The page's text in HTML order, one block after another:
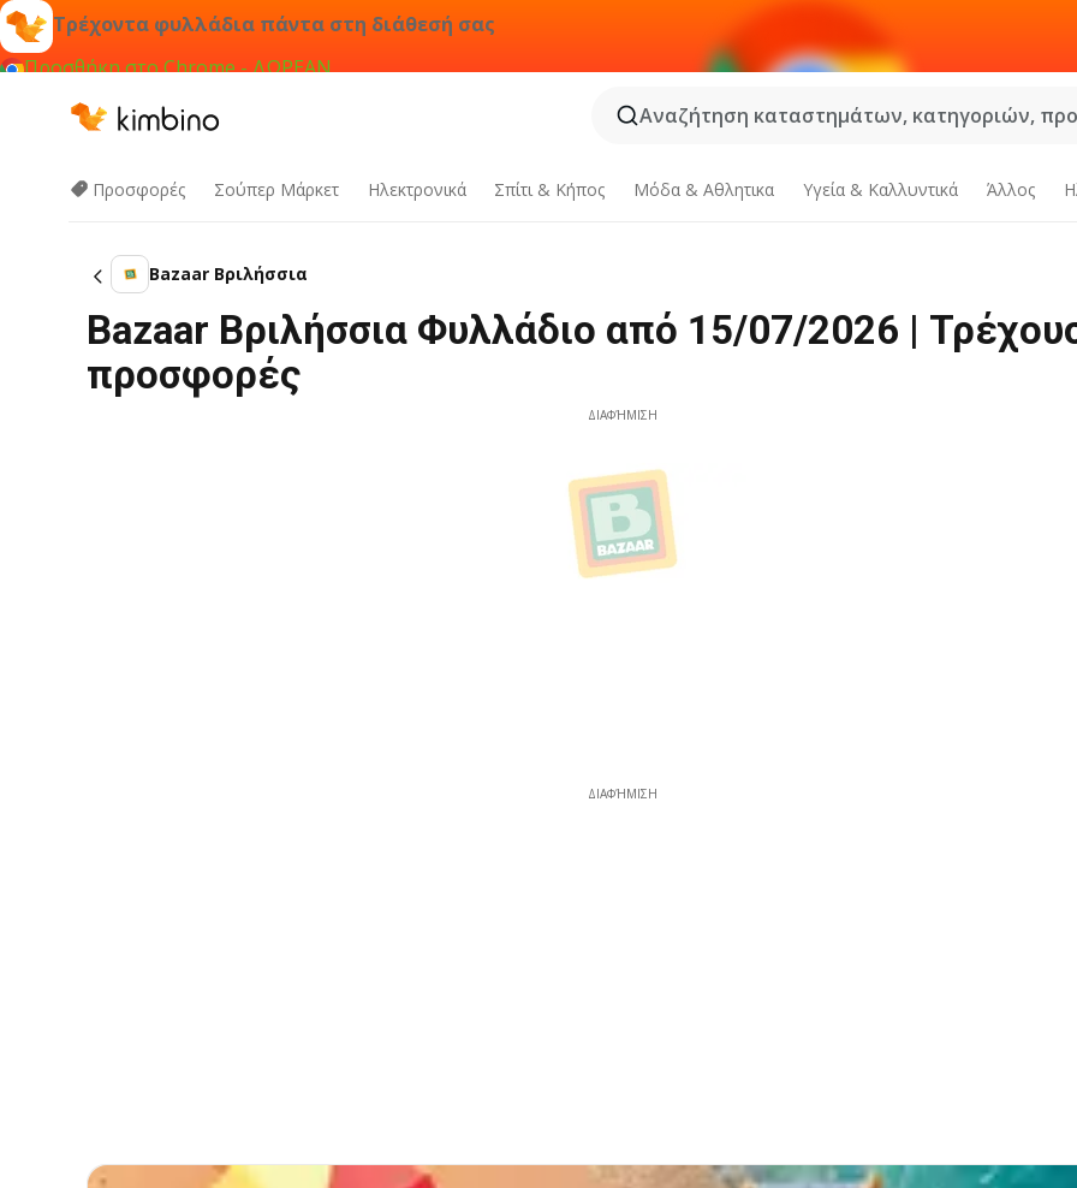
Τρέχοντα φυλλάδια πάντα στη διάθεσή σας
Προσθήκη στο Chrome - ΔΩΡΕΑΝ
Αναζήτηση καταστημάτων, κατηγοριών,
Προσφορές Σούπερ Μάρκετ Hλεκτρονικά Σπίτι & Κήπος Μόδα & Aθλητικα Υγεία & Καλλυντικά Άλλος
Bazaar Βριλήσσια
Bazaar Βριλήσσια Φυλλάδιο από 15/07/2026 |
προσφορές
ΔΙΑΦΉΜΙΣΗ
ΔΙΑΦΉΜΙΣΗ